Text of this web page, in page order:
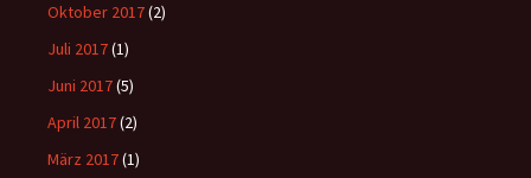
Oktober 2017(2)
Juli 2017(1)
Juni 2017(5)
April 2017(2)
März 2017(1)